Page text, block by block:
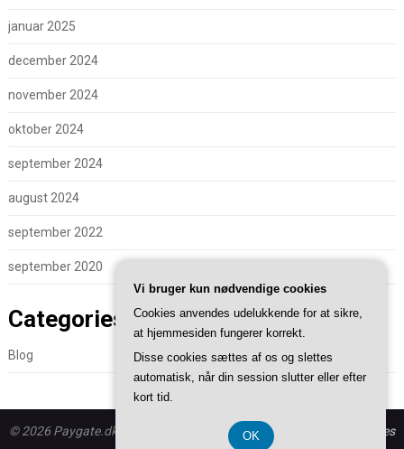
januar 2025
december 2024
november 2024
oktober 2024
september 2024
august 2024
september 2022
september 2020
Categories
Blog
© 2026 Paygate.dk - WordPress theme bySuperb WordPress Themes
Vi bruger kun nødvendige cookies
Cookies anvendes udelukkende for at sikre,
at hjemmesiden fungerer korrekt.
Disse cookies sættes af os og slettes
automatisk, når din session slutter eller efter
kort tid.
OK